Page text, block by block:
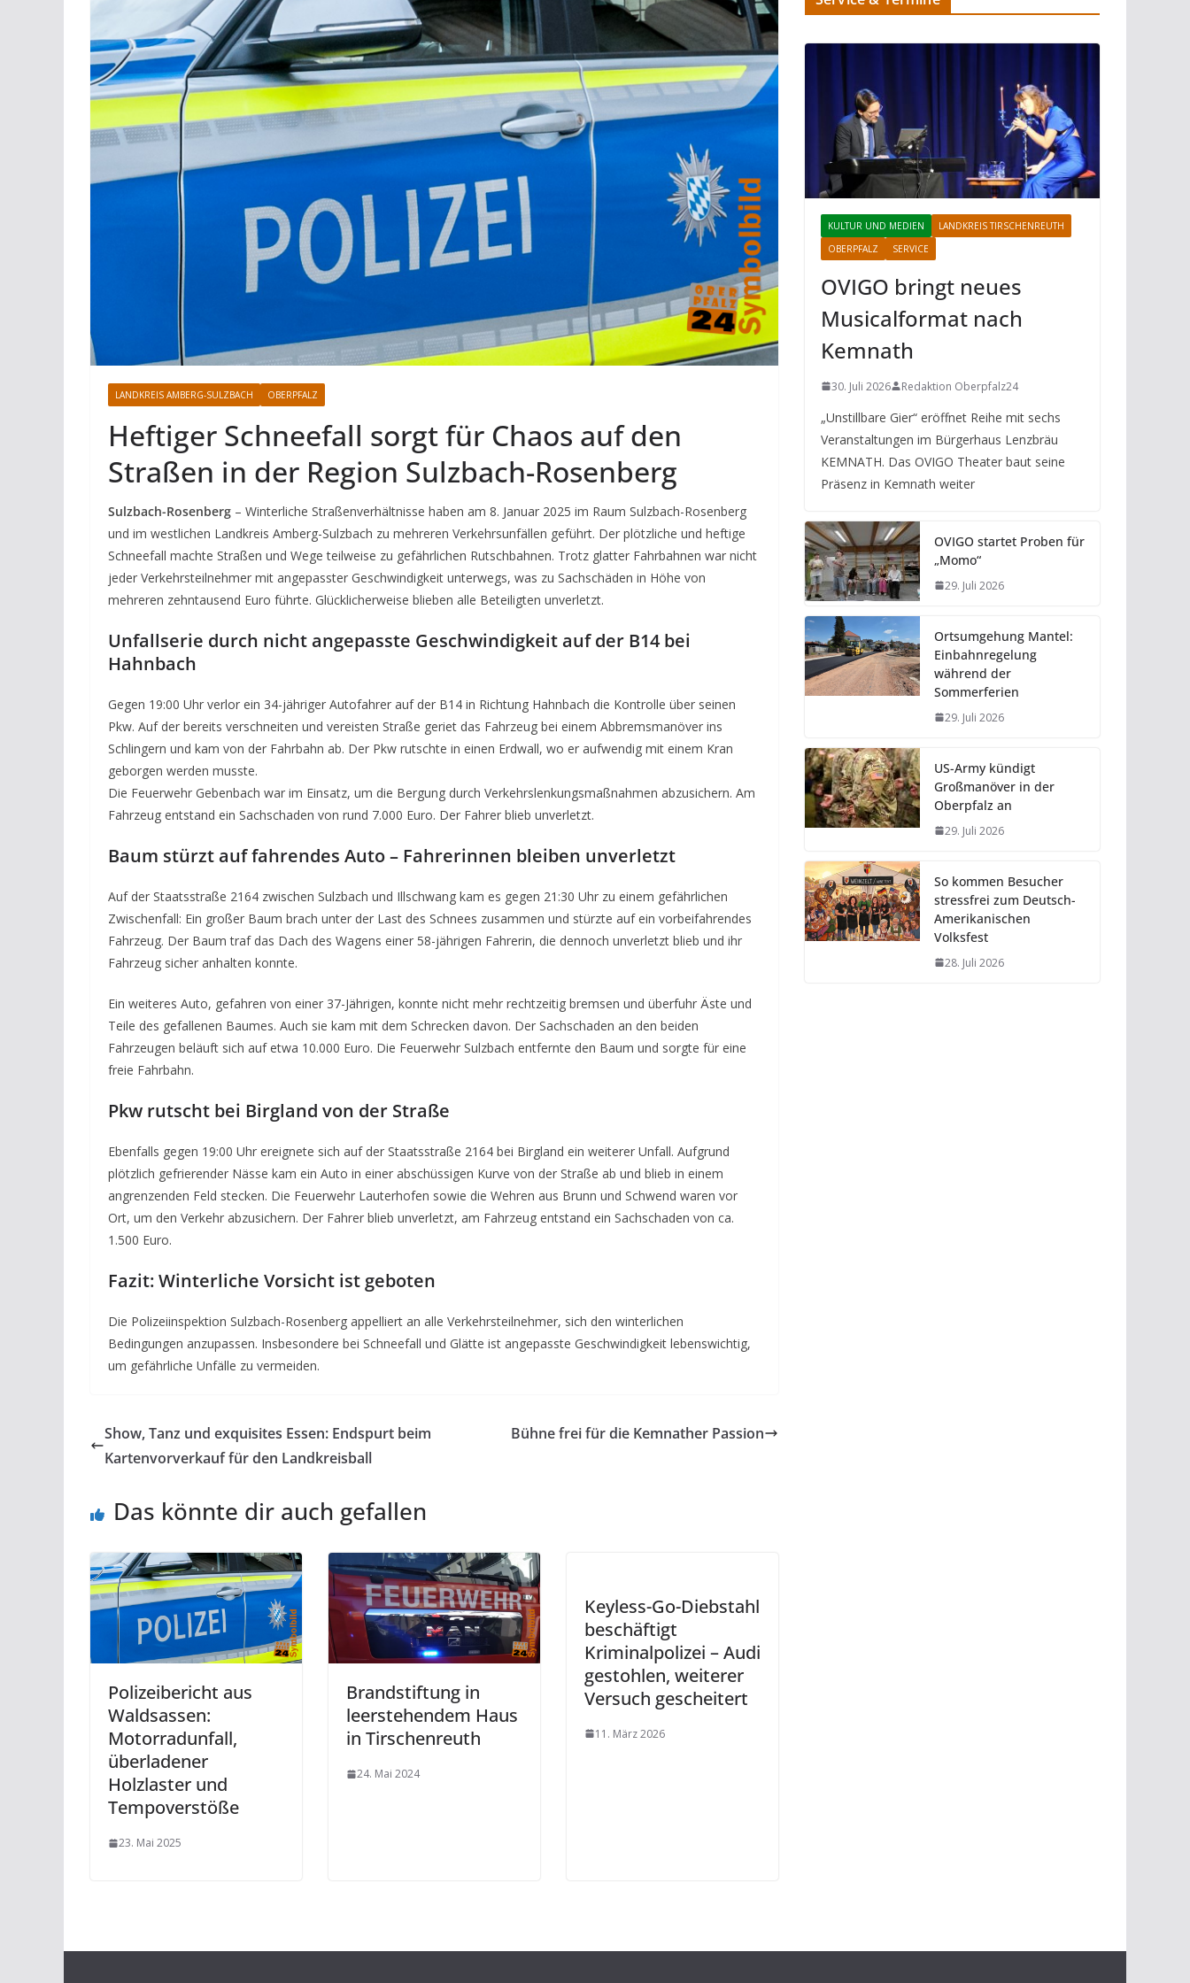
LANDKREIS AMBERG-SULZBACH OBERPFALZ
Heftiger Schneefall sorgt für Chaos auf den
Straßen in der Region Sulzbach-Rosenberg
Sulzbach-Rosenberg – Winterliche Straßenverhältnisse haben am 8. Januar 2025 im Raum Sulzbach-Rosenberg
und im westlichen Landkreis Amberg-Sulzbach zu mehreren Verkehrsunfällen geführt. Der plötzliche und heftige
Schneefall machte Straßen und Wege teilweise zu gefährlichen Rutschbahnen. Trotz glatter Fahrbahnen war nicht
jeder Verkehrsteilnehmer mit angepasster Geschwindigkeit unterwegs, was zu Sachschäden in Höhe von
mehreren zehntausend Euro führte. Glücklicherweise blieben alle Beteiligten unverletzt.
Unfallserie durch nicht angepasste Geschwindigkeit auf der B14 bei
Hahnbach
Gegen 19:00 Uhr verlor ein 34-jähriger Autofahrer auf der B14 in Richtung Hahnbach die Kontrolle über seinen
Pkw. Auf der bereits verschneiten und vereisten Straße geriet das Fahrzeug bei einem Abbremsmanöver ins
Schlingern und kam von der Fahrbahn ab. Der Pkw rutschte in einen Erdwall, wo er aufwendig mit einem Kran
geborgen werden musste.
Die Feuerwehr Gebenbach war im Einsatz, um die Bergung durch Verkehrslenkungsmaßnahmen abzusichern. Am
Fahrzeug entstand ein Sachschaden von rund 7.000 Euro. Der Fahrer blieb unverletzt.
Baum stürzt auf fahrendes Auto – Fahrerinnen bleiben unverletzt
Auf der Staatsstraße 2164 zwischen Sulzbach und Illschwang kam es gegen 21:30 Uhr zu einem gefährlichen
Zwischenfall: Ein großer Baum brach unter der Last des Schnees zusammen und stürzte auf ein vorbeifahrendes
Fahrzeug. Der Baum traf das Dach des Wagens einer 58-jährigen Fahrerin, die dennoch unverletzt blieb und ihr
Fahrzeug sicher anhalten konnte.
Ein weiteres Auto, gefahren von einer 37-Jährigen, konnte nicht mehr rechtzeitig bremsen und überfuhr Äste und
Teile des gefallenen Baumes. Auch sie kam mit dem Schrecken davon. Der Sachschaden an den beiden
Fahrzeugen beläuft sich auf etwa 10.000 Euro. Die Feuerwehr Sulzbach entfernte den Baum und sorgte für eine
freie Fahrbahn.
Pkw rutscht bei Birgland von der Straße
Ebenfalls gegen 19:00 Uhr ereignete sich auf der Staatsstraße 2164 bei Birgland ein weiterer Unfall. Aufgrund
plötzlich gefrierender Nässe kam ein Auto in einer abschüssigen Kurve von der Straße ab und blieb in einem
angrenzenden Feld stecken. Die Feuerwehr Lauterhofen sowie die Wehren aus Brunn und Schwend waren vor
Ort, um den Verkehr abzusichern. Der Fahrer blieb unverletzt, am Fahrzeug entstand ein Sachschaden von ca.
1.500 Euro.
Fazit: Winterliche Vorsicht ist geboten
Die Polizeiinspektion Sulzbach-Rosenberg appelliert an alle Verkehrsteilnehmer, sich den winterlichen
Bedingungen anzupassen. Insbesondere bei Schneefall und Glätte ist angepasste Geschwindigkeit lebenswichtig,
um gefährliche Unfälle zu vermeiden.
Show, Tanz und exquisites Essen: Endspurt beim
Kartenvorverkauf für den Landkreisball
Bühne frei für die Kemnather Passion
Das könnte dir auch gefallen
Polizeibericht aus
Waldsassen:
Motorradunfall,
überladener
Holzlaster und
Tempoverstöße
23. Mai 2025
Brandstiftung in
leerstehendem Haus
in Tirschenreuth
24. Mai 2024
Keyless-Go-Diebstahl
beschäftigt
Kriminalpolizei – Audi
gestohlen, weiterer
Versuch gescheitert
11. März 2026
KULTUR UND MEDIEN
LANDKREIS TIRSCHENREUTH
OBERPFALZ
SERVICE
OVIGO bringt neues
Musicalformat nach
Kemnath
30. Juli 2026 Redaktion Oberpfalz24
„Unstillbare Gier“ eröffnet Reihe mit sechs
Veranstaltungen im Bürgerhaus Lenzbräu
KEMNATH. Das OVIGO Theater baut seine
Präsenz in Kemnath weiter
OVIGO startet Proben für
„Momo“
29. Juli 2026
Ortsumgehung Mantel:
Einbahnregelung
während der
Sommerferien
29. Juli 2026
US-Army kündigt
Großmanöver in der
Oberpfalz an
29. Juli 2026
So kommen Besucher
stressfrei zum Deutsch-
Amerikanischen
Volksfest
28. Juli 2026